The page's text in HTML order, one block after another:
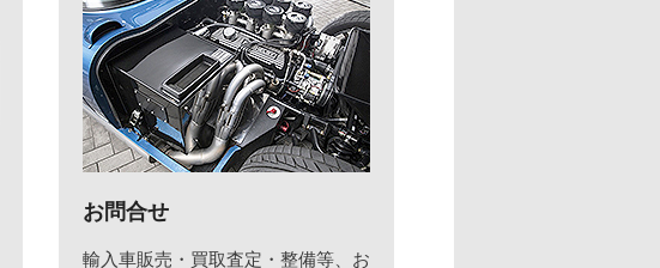
お問合せ
輸入車販売・買取査定・整備等、お